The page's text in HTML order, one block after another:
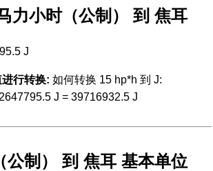
力小时（公制） 到 焦耳
J
行转换: 如何转换 15 hp*h 到 J:
J = 39716932.5 J
公制） 到 焦耳 基本单位